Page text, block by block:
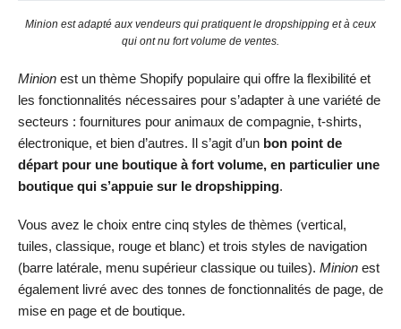
Minion est adapté aux vendeurs qui pratiquent le dropshipping et à ceux
qui ont nu fort volume de ventes.
Minion est un thème Shopify populaire qui offre la flexibilité et
les fonctionnalités nécessaires pour s’adapter à une variété de
secteurs : fournitures pour animaux de compagnie, t-shirts,
électronique, et bien d’autres. Il s’agit d’un bon point de
départ pour une boutique à fort volume, en particulier une
boutique qui s’appuie sur le dropshipping.
Vous avez le choix entre cinq styles de thèmes (vertical,
tuiles, classique, rouge et blanc) et trois styles de navigation
(barre latérale, menu supérieur classique ou tuiles). Minion est
également livré avec des tonnes de fonctionnalités de page, de
mise en page et de boutique.